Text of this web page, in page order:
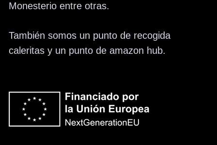
Monesterio entre otras.
También somos un punto de recogida
caleritas y un punto de amazon hub.